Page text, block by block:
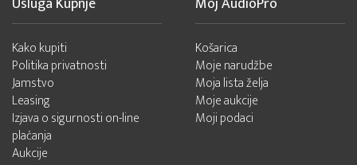
Kako kupiti
Politika privatnosti
Jamstvo
Leasing
Izjava o sigurnosti on-line
plaćanja
Aukcije
Košarica
Moje narudžbe
Moja lista želja
Moje aukcije
Moji podaci